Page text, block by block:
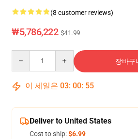
(8 customer reviews)
₩5,786,222 $41.99
장바구
이 세일은 03: 00: 55
Deliver to United States
Cost to ship:$6.99